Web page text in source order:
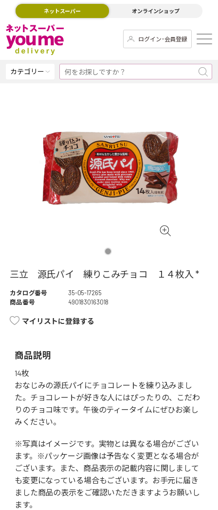
ネットスーパー オンラインショップ
ログイン･会員登録
カテゴリー
三立 源氏パイ 練りこみチョコ １４枚入 *
カタログ番号
35-05-17265
商品番号
4901830163018
マイリストに登録する
商品説明
14枚
おなじみの源氏パイにチョコレートを練り込みまし
た。チョコレートが好きな人にはぴったりの、こだわ
りのチョコ味です。午後のティータイムにぜひお楽し
みください。
※写真はイメージです。実物とは異なる場合がござい
ます。※パッケージ画像は予告なく変更となる場合が
ございます。また、商品表示の記載内容に関しまして
も変更になっている場合もございます。お手元に届き
ました商品の表示をご確認いただきますようお願いし
ます。